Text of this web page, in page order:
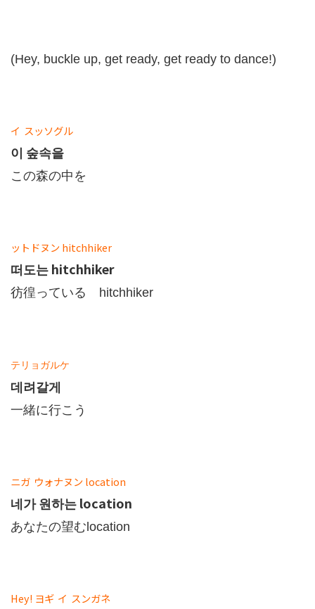
(Hey, buckle up, get ready, get ready to dance!)
イ スッソグル
이 숲속을
この森の中を
ットドヌン hitchhiker
떠도는 hitchhiker
彷徨っている hitchhiker
テリョガルケ
데려갈게
一緒に行こう
ニガ ウォナヌン location
네가 원하는 location
あなたの望むlocation
Hey! ヨギ イ スンガネ